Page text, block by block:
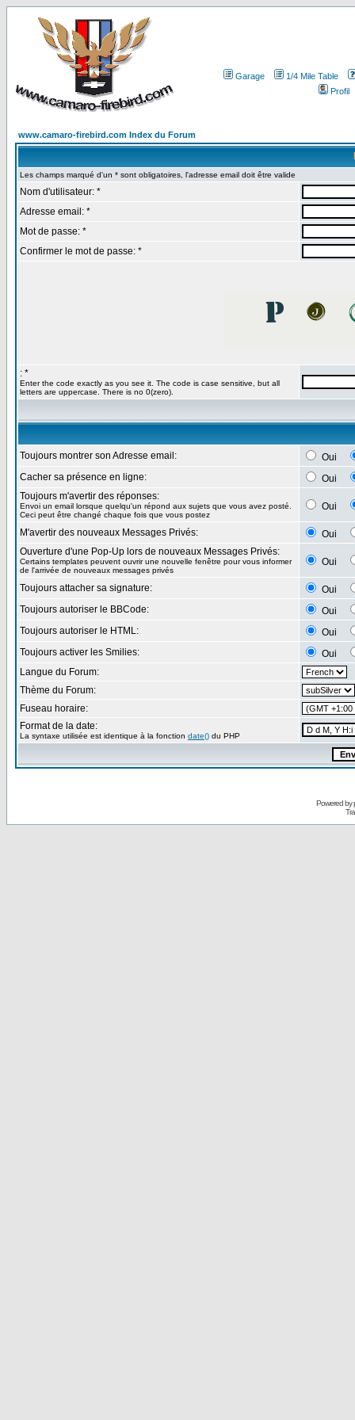
Garage
1/4 Mile Table
Profil
www.camaro-firebird.com Index du Forum
Les champs marqué d'un * sont obligatoires, l'adresse email doit être valide
Nom d'utilisateur: *
Adresse email: *
Mot de passe: *
Confirmer le mot de passe: *
: *
Enter the code exactly as you see it. The code is case sensitive, but all
letters are uppercase. There is no 0(zero).
Toujours montrer son Adresse email:
Oui
Cacher sa présence en ligne:
Oui
Toujours m'avertir des réponses:
Envoi un email lorsque quelqu'un répond aux sujets que vous avez posté.
Ceci peut être changé chaque fois que vous postez
Oui
M'avertir des nouveaux Messages Privés:
Oui
Ouverture d'une Pop-Up lors de nouveaux Messages Privés:
Certains templates peuvent ouvrir une nouvelle fenêtre pour vous informer
de l'arrivée de nouveaux messages privés
Oui
Toujours attacher sa signature:
Oui
Toujours autoriser le BBCode:
Oui
Toujours autoriser le HTML:
Oui
Toujours activer les Smilies:
Oui
Langue du Forum:
Thème du Forum:
Fuseau horaire:
Format de la date:
La syntaxe utilisée est identique à la fonction date() du PHP
Powered by